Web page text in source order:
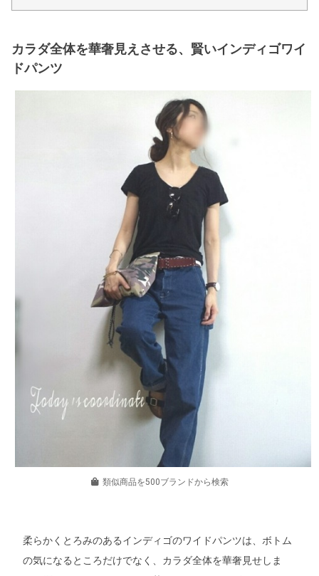
カラダ全体を華奢見えさせる、賢いインディゴワイ
ドパンツ
類似商品を500ブランドから検索
柔らかくとろみのあるインディゴのワイドパンツは、ボトム
の気になるところだけでなく、カラダ全体を華奢見せしま